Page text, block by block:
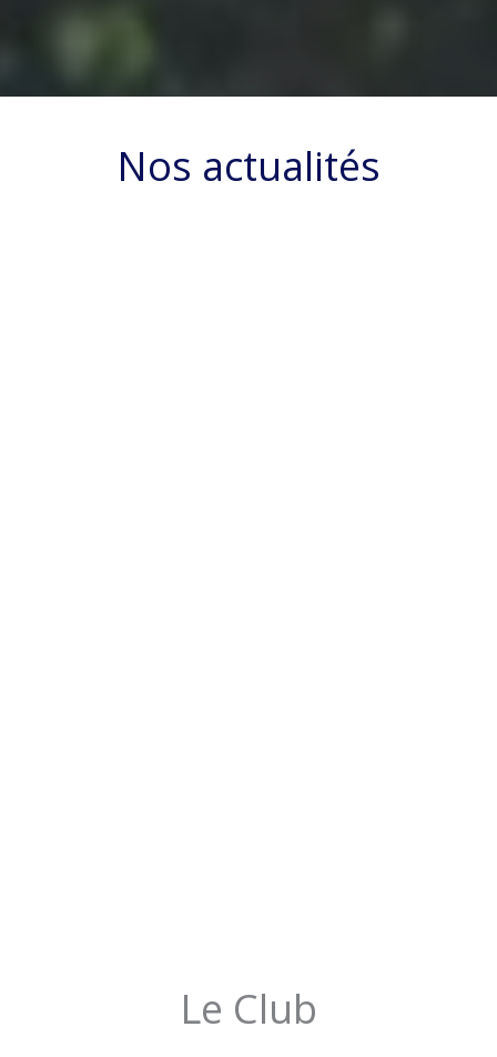
Nos actualités
Le Club